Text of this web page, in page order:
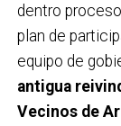
dentro
plan de
equipo de
antigua
Vecinos de